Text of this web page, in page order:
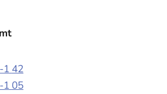
1 42
1 05